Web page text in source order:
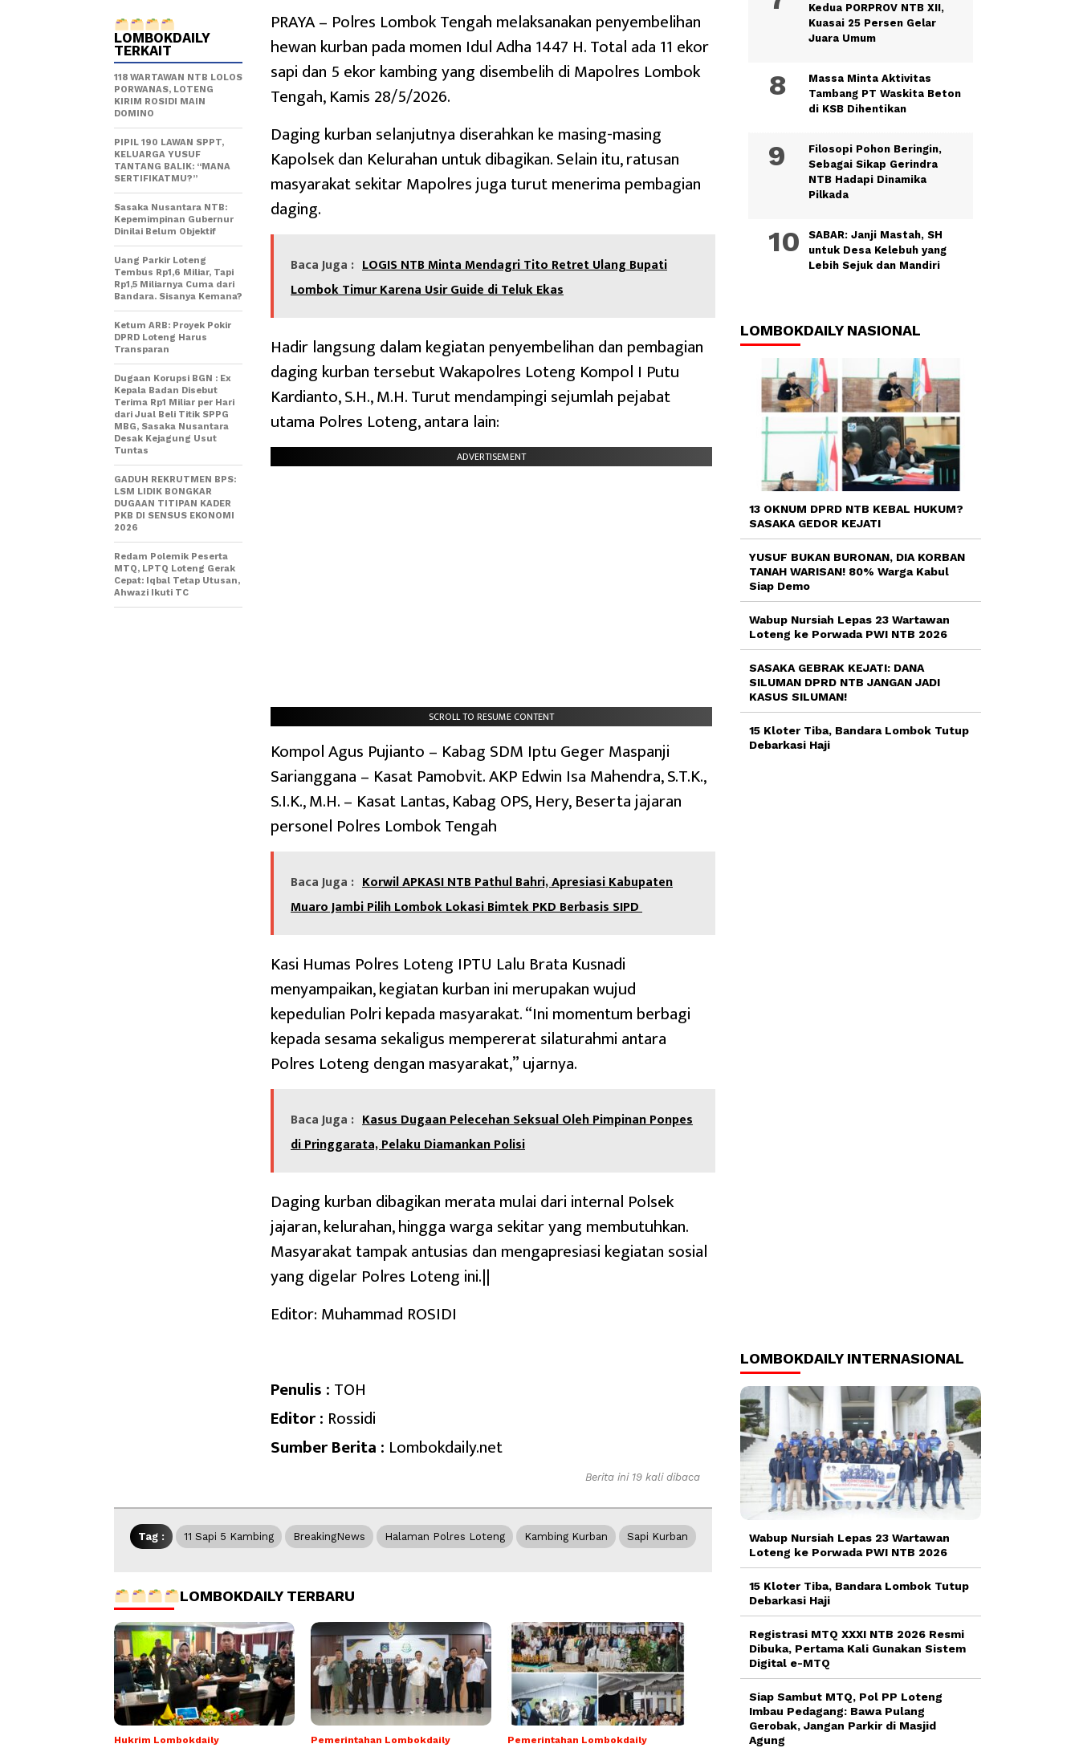
PRAYA – Polres Lombok Tengah melaksanakan penyembelihan
hewan kurban pada momen Idul Adha 1447 H. Total ada 11 ekor
sapi dan 5 ekor kambing yang disembelih di Mapolres Lombok
Tengah, Kamis 28/5/2026.
Daging kurban selanjutnya diserahkan ke masing-masing
Kapolsek dan Kelurahan untuk dibagikan. Selain itu, ratusan
masyarakat sekitar Mapolres juga turut menerima pembagian
daging.
Baca Juga : LOGIS NTB Minta Mendagri Tito Retret Ulang Bupati
Lombok Timur Karena Usir Guide di Teluk Ekas
Hadir langsung dalam kegiatan penyembelihan dan pembagian
daging kurban tersebut Wakapolres Loteng Kompol I Putu
Kardianto, S.H., M.H. Turut mendampingi sejumlah pejabat
utama Polres Loteng, antara lain:
ADVERTISEMENT
SCROLL TO RESUME CONTENT
Kompol Agus Pujianto – Kabag SDM Iptu Geger Maspanji
Sarianggana – Kasat Pamobvit. AKP Edwin Isa Mahendra, S.T.K.,
S.I.K., M.H. – Kasat Lantas, Kabag OPS, Hery, Beserta jajaran
personel Polres Lombok Tengah
Baca Juga : Korwil APKASI NTB Pathul Bahri, Apresiasi Kabupaten
Muaro Jambi Pilih Lombok Lokasi Bimtek PKD Berbasis SIPD
Kasi Humas Polres Loteng IPTU Lalu Brata Kusnadi
menyampaikan, kegiatan kurban ini merupakan wujud
kepedulian Polri kepada masyarakat. “Ini momentum berbagi
kepada sesama sekaligus mempererat silaturahmi antara
Polres Loteng dengan masyarakat,” ujarnya.
Baca Juga : Kasus Dugaan Pelecehan Seksual Oleh Pimpinan Ponpes
di Pringgarata, Pelaku Diamankan Polisi
Daging kurban dibagikan merata mulai dari internal Polsek
jajaran, kelurahan, hingga warga sekitar yang membutuhkan.
Masyarakat tampak antusias dan mengapresiasi kegiatan sosial
yang digelar Polres Loteng ini.||
Editor: Muhammad ROSIDI
Penulis : TOH
Editor : Rossidi
Sumber Berita : Lombokdaily.net
LOMBOKDAILY
TERKAIT
118 WARTAWAN NTB LOLOS
PORWANAS, LOTENG
KIRIM ROSIDI MAIN
DOMINO
PIPIL 190 LAWAN SPPT,
KELUARGA YUSUF
TANTANG BALIK: “MANA
SERTIFIKATMU?”
Sasaka Nusantara NTB:
Kepemimpinan Gubernur
Dinilai Belum Objektif
Uang Parkir Loteng
Tembus Rp1,6 Miliar, Tapi
Rp1,5 Miliarnya Cuma dari
Bandara. Sisanya Kemana?
Ketum ARB: Proyek Pokir
DPRD Loteng Harus
Transparan
Dugaan Korupsi BGN : Ex
Kepala Badan Disebut
Terima Rp1 Miliar per Hari
dari Jual Beli Titik SPPG
MBG, Sasaka Nusantara
Desak Kejagung Usut
Tuntas
GADUH REKRUTMEN BPS:
LSM LIDIK BONGKAR
DUGAAN TITIPAN KADER
PKB DI SENSUS EKONOMI
2026
Redam Polemik Peserta
MTQ, LPTQ Loteng Gerak
Cepat: Iqbal Tetap Utusan,
Ahwazi Ikuti TC
Berita ini 19 kali dibaca
Tag : 11 Sapi 5 Kambing BreakingNews Halaman Polres Loteng Kambing Kurban Sapi Kurban
LOMBOKDAILY TERBARU
Hukrim Lombokdaily Pemerintahan Lombokdaily Pemerintahan Lombokdaily
Kedua PORPROV NTB XII,
Kuasai 25 Persen Gelar
Juara Umum
Massa Minta Aktivitas
Tambang PT Waskita Beton
di KSB Dihentikan
Filosopi Pohon Beringin,
Sebagai Sikap Gerindra
NTB Hadapi Dinamika
Pilkada
SABAR: Janji Mastah, SH
untuk Desa Kelebuh yang
Lebih Sejuk dan Mandiri
LOMBOKDAILY NASIONAL
13 OKNUM DPRD NTB KEBAL HUKUM?
SASAKA GEDOR KEJATI
YUSUF BUKAN BURONAN, DIA KORBAN
TANAH WARISAN! 80% Warga Kabul
Siap Demo
Wabup Nursiah Lepas 23 Wartawan
Loteng ke Porwada PWI NTB 2026
SASAKA GEBRAK KEJATI: DANA
SILUMAN DPRD NTB JANGAN JADI
KASUS SILUMAN!
15 Kloter Tiba, Bandara Lombok Tutup
Debarkasi Haji
LOMBOKDAILY INTERNASIONAL
Wabup Nursiah Lepas 23 Wartawan
Loteng ke Porwada PWI NTB 2026
15 Kloter Tiba, Bandara Lombok Tutup
Debarkasi Haji
Registrasi MTQ XXXI NTB 2026 Resmi
Dibuka, Pertama Kali Gunakan Sistem
Digital e-MTQ
Siap Sambut MTQ, Pol PP Loteng
Imbau Pedagang: Bawa Pulang
Gerobak, Jangan Parkir di Masjid
Agung